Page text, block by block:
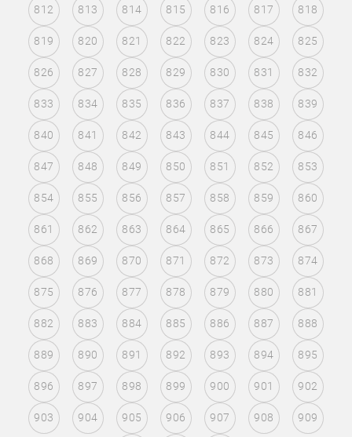
812 813 814 815 816 817 818
819 820 821 822 823 824 825
826 827 828 829 830 831 832
833 834 835 836 837 838 839
840 841 842 843 844 845 846
847 848 849 850 851 852 853
854 855 856 857 858 859 860
861 862 863 864 865 866 867
868 869 870 871 872 873 874
875 876 877 878 879 880 881
882 883 884 885 886 887 888
889 890 891 892 893 894 895
896 897 898 899 900 901 902
903 904 905 906 907 908 909